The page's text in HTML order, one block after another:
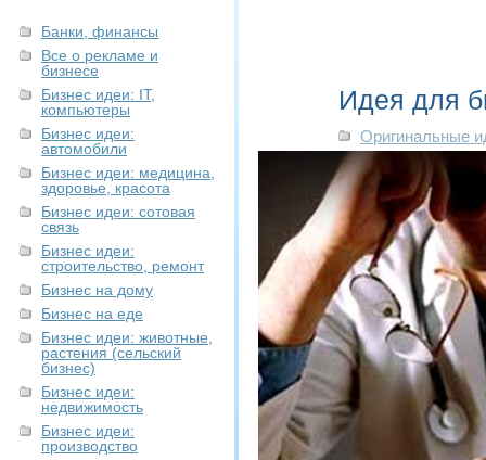
Банки, финансы
Все о рекламе и
бизнесе
Бизнес идеи: IT,
компьютеры
Бизнес идеи:
автомобили
Бизнес идеи: медицина,
здоровье, красота
Бизнес идеи: сотовая
связь
Бизнес идеи:
строительство, ремонт
Бизнес на дому
Бизнес на еде
Бизнес идеи: животные,
растения (сельский
бизнес)
Бизнес идеи:
недвижимость
Бизнес идеи:
производство
Идея для
Оригинальные